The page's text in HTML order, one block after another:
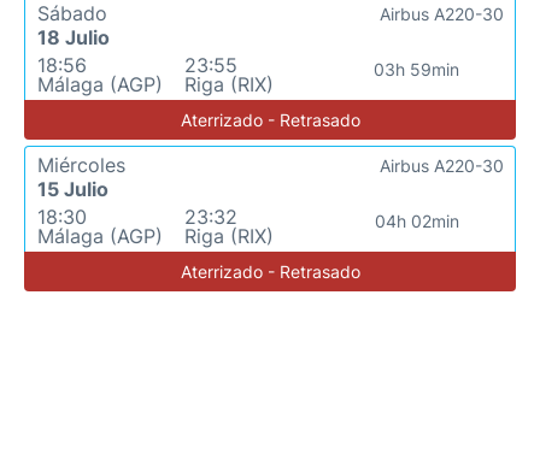
Sábado
18 Julio
18:56
Málaga (AGP)
23:55
Riga (RIX)
03h 59min
Airbus A220-30
Aterrizado - Retrasado
Miércoles
15 Julio
18:30
Málaga (AGP)
23:32
Riga (RIX)
04h 02min
Airbus A220-30
Aterrizado - Retrasado